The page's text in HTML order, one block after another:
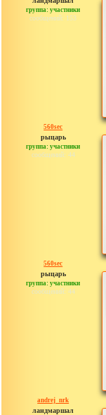
группа: участники
сообщений: 153
560sec
рыцарь
группа: участники
сообщений: 44
560sec
рыцарь
группа: участники
сообщений: 44
andrej_nrk
ландмаршал